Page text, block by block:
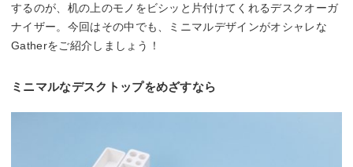
するのが、机の上のモノをビシッと片付けてくれるデスクオーガ
ナイザー。今回はその中でも、ミニマルデザインがオシャレな
Gatherをご紹介しましょう！
ミニマルなデスクトップをめざすなら